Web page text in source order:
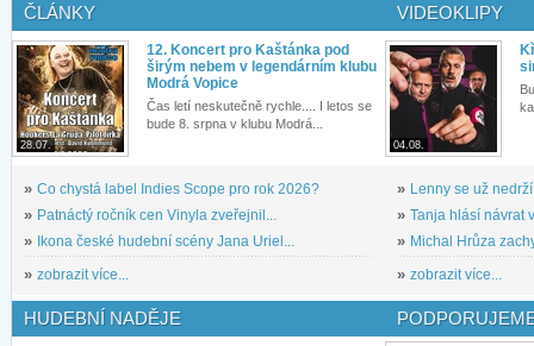
ČLÁNKY
28.07.
12. Koncert pro Kaštánka pod
širým nebem v legendárním klubu
Modrá Vopice
Čas letí neskutečně rychle.... I letos se
bude 8. srpna v klubu Modrá...
» Co chystá label Indies Scope pro rok 2026?
» Patnáctý ročník cen Vinyla zveřejnil...
»
Ikona české hudební scény Jana Uriel...
» zobrazit více...
VIDEOKLIPY
04.08.
» Lenny se už
» Tanja hlásí návrat
» Michal Hrůza
» zobrazit více...
HUDEBNÍ NADĚJE